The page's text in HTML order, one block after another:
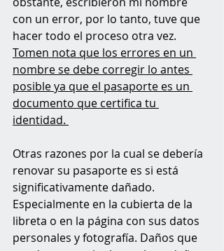
con un error, por lo tanto, tuve que
hacer todo el proceso otra vez.
Tomen nota que los errores en un
nombre se debe corregir lo antes
posible ya que el pasaporte es un
documento que certifica tu
identidad.
Otras razones por la cual se debería
renovar su pasaporte es si está
significativamente dañado.
Especialmente en la cubierta de la
libreta o en la página con sus datos
personales y fotografía. Daños que